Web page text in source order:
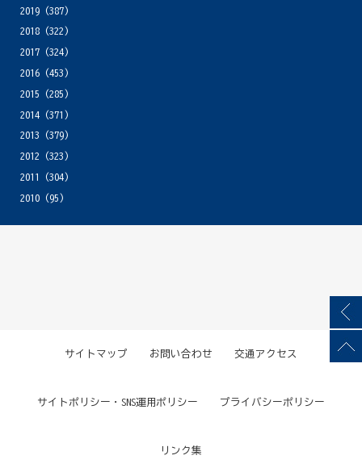
2019(387)
2018(322)
2017(324)
2016(453)
2015 (285)
2014(371)
2013 (379)
2012 (323)
2011
(304)
2010(95)
サイトマップ お問い合わせ 交通アクセス
サイトポリシー・SNS運用ポリシー プライバシーポリシー
リンク集